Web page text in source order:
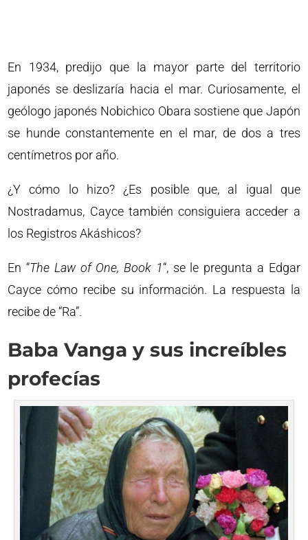
En 1934, predijo que la mayor parte del territorio
japonés se deslizaría hacia el mar. Curiosamente, el
geólogo japonés Nobichico Obara sostiene que Japón
se hunde constantemente en el mar, de dos a tres
centímetros por año.
¿Y cómo lo hizo? ¿Es posible que, al igual que
Nostradamus, Cayce también consiguiera acceder a
los Registros Akáshicos?
En “The Law of One, Book 1“, se le pregunta a Edgar
Cayce cómo recibe su información. La respuesta la
recibe de “Ra”.
Baba Vanga y sus increíbles
profecías